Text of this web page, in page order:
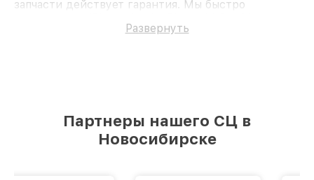
запчасти действует гарантия. Мы быстро
Развернуть
Партнеры нашего СЦ в
Новосибирске